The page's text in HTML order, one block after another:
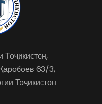
Тоҷикистон,
63/3,
Тоҷикистон